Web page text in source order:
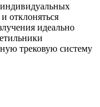
отклоняться
идеально
трековую систему